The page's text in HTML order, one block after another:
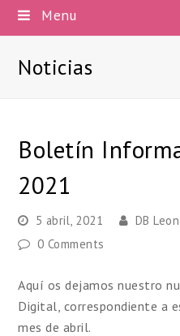
Menu
Noticias
Boletín
2021
5 abril, 2021 DB Leon
0 Comments
Aquí os dejamos nuestro
Digital, correspondiente a
mes de abril.